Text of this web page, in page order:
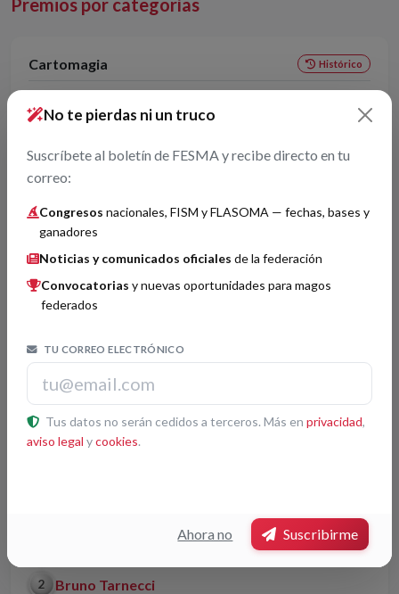
Premios por categorías
Cartomagia Histórico
1 Pere Rafart
Invención o perfeccionamiento Histórico
2 Javier Teodosio
3 Shado
Magia Cómica
3 Cayetano Lledó
2 Bruno Tarnecci
No te pierdas ni un truco
Suscríbete al boletín de FESMA y recibe directo en tu
correo:
Congresos nacionales, FISM y FLASOMA — fechas, bases y
ganadores
Noticias y comunicados oficiales de la federación
Convocatorias y nuevas oportunidades para magos
federados
TU CORREO ELECTRÓNICO
Tus datos no serán cedidos a terceros. Más en privacidad,
aviso legal ycookies.
Ahora no Suscribirme